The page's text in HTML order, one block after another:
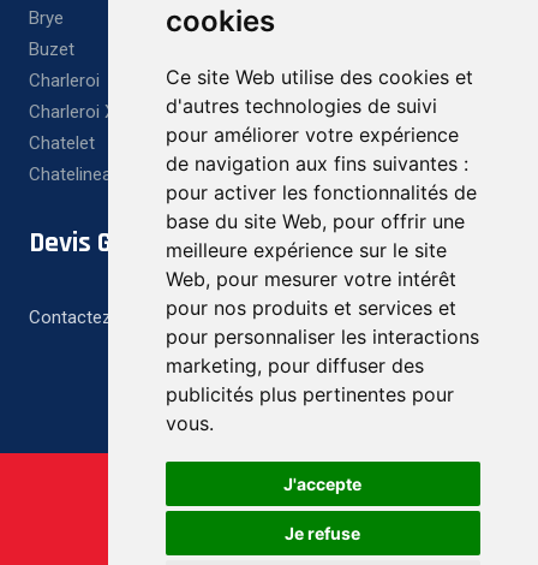
cookies
Ce site Web utilise des cookies et
d'autres technologies de suivi
pour améliorer votre expérience
de navigation aux fins suivantes :
pour activer les fonctionnalités de
base du site Web, pour offrir une
meilleure expérience sur le site
Web, pour mesurer votre intérêt
pour nos produits et services et
pour personnaliser les interactions
marketing, pour diffuser des
publicités plus pertinentes pour
vous.
J'accepte
Je refuse
Brye
Buzet
Charleroi
Charleroi X
Chatelet
Chatelineau
Devis Gratuit
Contactez-nous pour un devis gratuit et personnalisé